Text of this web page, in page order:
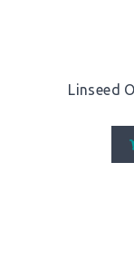
Linseed